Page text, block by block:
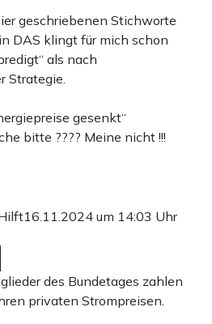
geschriebenen Stichworte
DAS klingt für mich schon
als nach
Strategie.
gesenkt“
bitte ???? Meine nicht !!!
16.11.2024 um 14:03 Uhr
des Bundetages zahlen
privaten Strompreisen.